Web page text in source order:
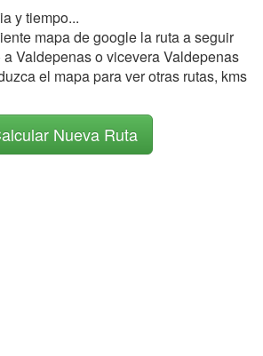
y tiempo...
mapa de google la ruta a seguir
Valdepenas o vicevera Valdepenas
el mapa para ver otras rutas, kms
Nueva Ruta